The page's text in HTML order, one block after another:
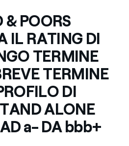
POORS
IL RATING DI
TERMINE
TERMINE
DI
ALONE
a- DA bbb+